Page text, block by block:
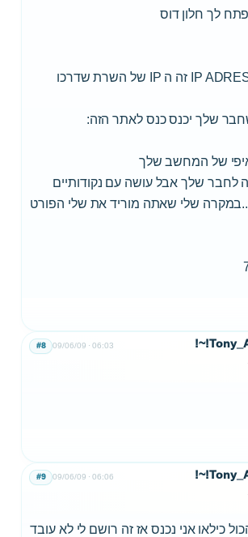
לך חלון דוס
שלך יכנס כנס לאתר הזה:
של המחשב שלך
לחבר שלך אבל עושה עם נקודותיים
שלי שאתה מוריד את שלי הפורט
09/06/09 06:03
#8
09/06/09 06:06
#9
כילאו אני נכנס אז זה רושם לי לא עובד